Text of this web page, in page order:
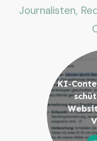
Journalisten,
KI-